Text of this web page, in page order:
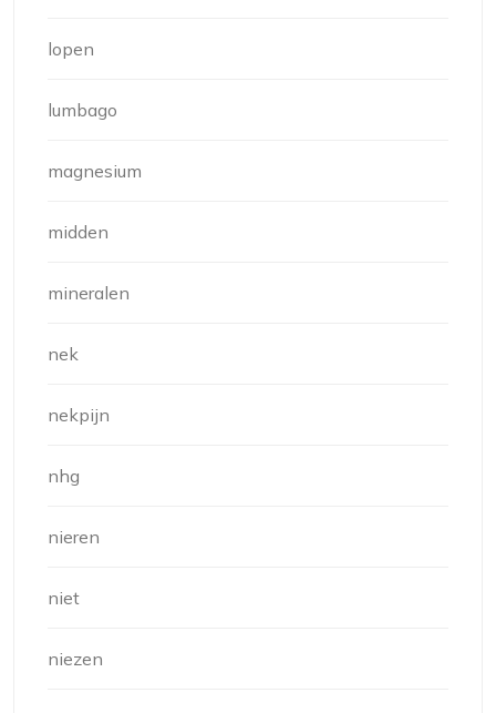
lopen
lumbago
magnesium
midden
mineralen
nek
nekpijn
nhg
nieren
niet
niezen